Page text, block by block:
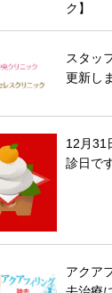
ク】
スタッ
更新し
12月31
診日です
アクア